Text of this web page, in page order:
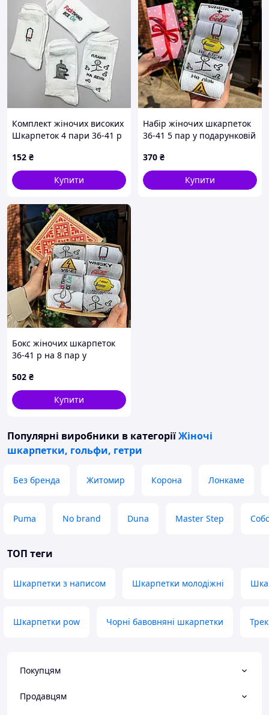
Комплект жіночих високих
Шкарпеток 4 пари 36-41 р
152 ₴
Купити
Набір жіночих шкарпеток
36-41 5 пар у подарунковій
370 ₴
Купити
Бокс жіночих шкарпеток
36-41 р на 8 пар у
502 ₴
Купити
Популярні виробники в категоріїЖіночі
шкарпетки, гольфи, гетри
Без бренда Житомир Корона Лонкаме
Puma No brand Duna Master Step
ТОП теги
Шкарпетки з написом Шкарпетки молодіжні
Шкарпетки pow Чорні бавовняні шкарпетки
Покупцям
Продавцям